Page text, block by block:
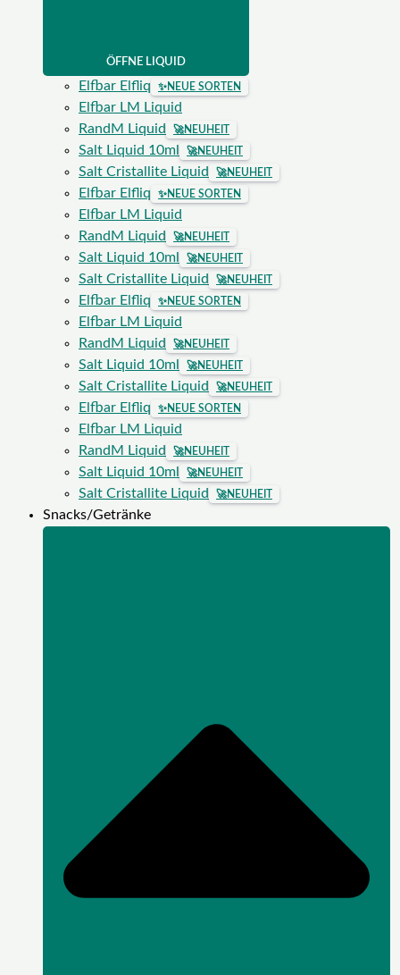
ÖFFNE LIQUID
Elfbar Elfliq ✨NEUE SORTEN
Elfbar LM Liquid
RandM Liquid
🚀NEUHEIT
Salt Liquid 10ml 🚀NEUHEIT
Salt Cristallite Liquid 🚀NEUHEIT
Elfbar Elfliq ✨NEUE SORTEN
Elfbar LM Liquid
RandM Liquid
🚀NEUHEIT
Salt Liquid 10ml 🚀NEUHEIT
Salt Cristallite Liquid 🚀NEUHEIT
Elfbar Elfliq ✨NEUE SORTEN
Elfbar LM Liquid
RandM Liquid
🚀NEUHEIT
Salt Liquid 10ml 🚀NEUHEIT
Salt Cristallite Liquid 🚀NEUHEIT
Elfbar Elfliq ✨NEUE SORTEN
Elfbar LM Liquid
RandM Liquid
🚀NEUHEIT
Salt Liquid 10ml 🚀NEUHEIT
Salt Cristallite Liquid 🚀NEUHEIT
Snacks/Getränke